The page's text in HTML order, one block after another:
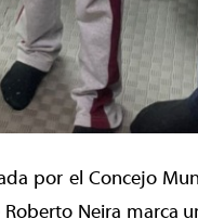
por el Concejo
Neira marca